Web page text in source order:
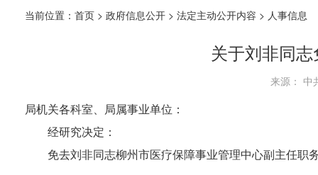
当前位置： 首页 > 政府信息公开 > 法定主动公开内容 > 人事信息
关于刘非同
来源：
局机关各科室、局属事业单位：
经研究决定：
免去刘非同志柳州市医疗保障事业管理中心副主任职